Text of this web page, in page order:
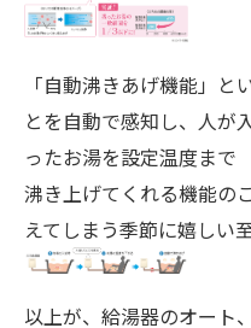
「自動沸きあげ機能」
とを自動で感知し、人が
ったお湯を設定温度まで
沸き上げてくれる機能の
えてしまう季節に嬉しい
以上が、給湯器のオート